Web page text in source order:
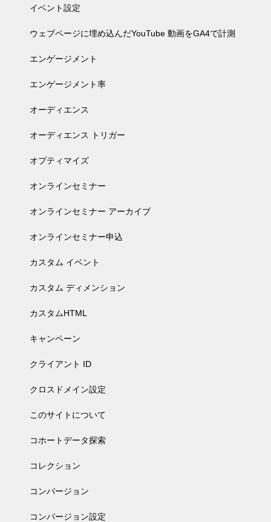
イベント設定
ウェブページに埋め込んだYouTube 動画をGA4で計測
エンゲージメント
エンゲージメント率
オーディエンス
オーディエンス トリガー
オプティマイズ
オンラインセミナー
オンラインセミナー アーカイブ
オンラインセミナー申込
カスタム イベント
カスタム ディメンション
カスタムHTML
キャンペーン
クライアント ID
クロスドメイン設定
このサイトについて
コホートデータ探索
コレクション
コンバージョン
コンバージョン設定